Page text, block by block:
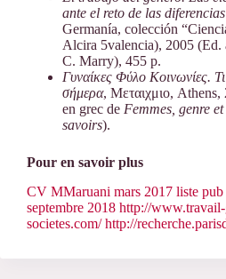
ante el reto de las diferencias
Germanía, colección
Alcira 5valencia), 2005 (Ed.
C. Marry), 455 p.
Γυναίκες Φύλο Κοινωνίες.
σήμερα, Μεταιχμιο,
en grec de Femmes, genre
savoirs).
Pour en savoir plus
CV MMaruani mars 2017 liste
septembre 2018 http://
societes.com/ http://